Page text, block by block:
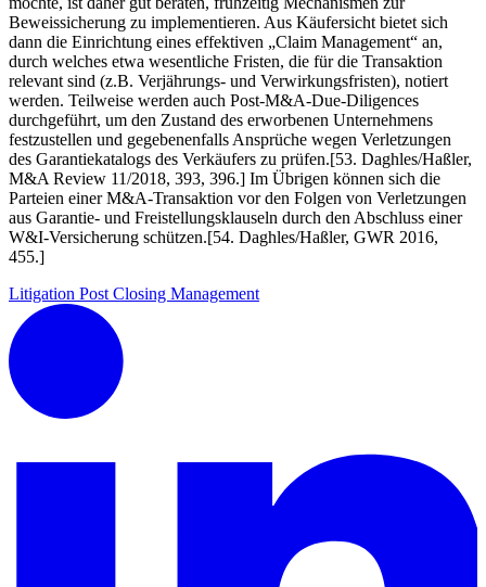
Beweissicherung zu implementieren. Aus Käufersicht bietet sich
dann die Einrichtung eines effektiven „Claim Management“ an,
durch welches etwa wesentliche Fristen, die für die Transaktion
relevant sind (z.B. Verjährungs- und Verwirkungsfristen), notiert
werden. Teilweise werden auch Post-M&A-Due-Diligences
durchgeführt, um den Zustand des erworbenen Unternehmens
festzustellen und gegebenenfalls Ansprüche wegen Verletzungen
des Garantiekatalogs des Verkäufers zu prüfen.[53. Daghles/Haßler,
M&A Review 11/2018, 393, 396.] Im Übrigen können sich die
Parteien einer M&A-Transaktion vor den Folgen von Verletzungen
aus Garantie- und Freistellungsklauseln durch den Abschluss einer
W&I-Versicherung schützen.[54. Daghles/Haßler, GWR 2016,
455.]
Litigation Post Closing Management